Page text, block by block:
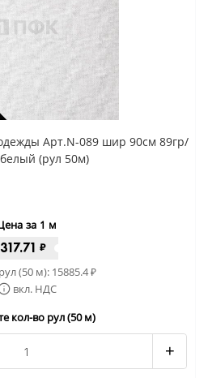
Арт.N-089 шир 90см 89гр/
(рул 50м)
за 1 м
317.71 ₽
(50 м): 15885.4₽
вкл. НДС
кол-во рул (50 м)
+